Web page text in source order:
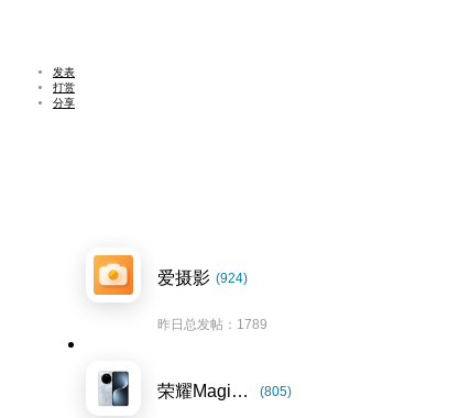
发表
打赏
分享
爱摄影 (924)
昨日总发帖：1789
荣耀Magic7系列 (805)